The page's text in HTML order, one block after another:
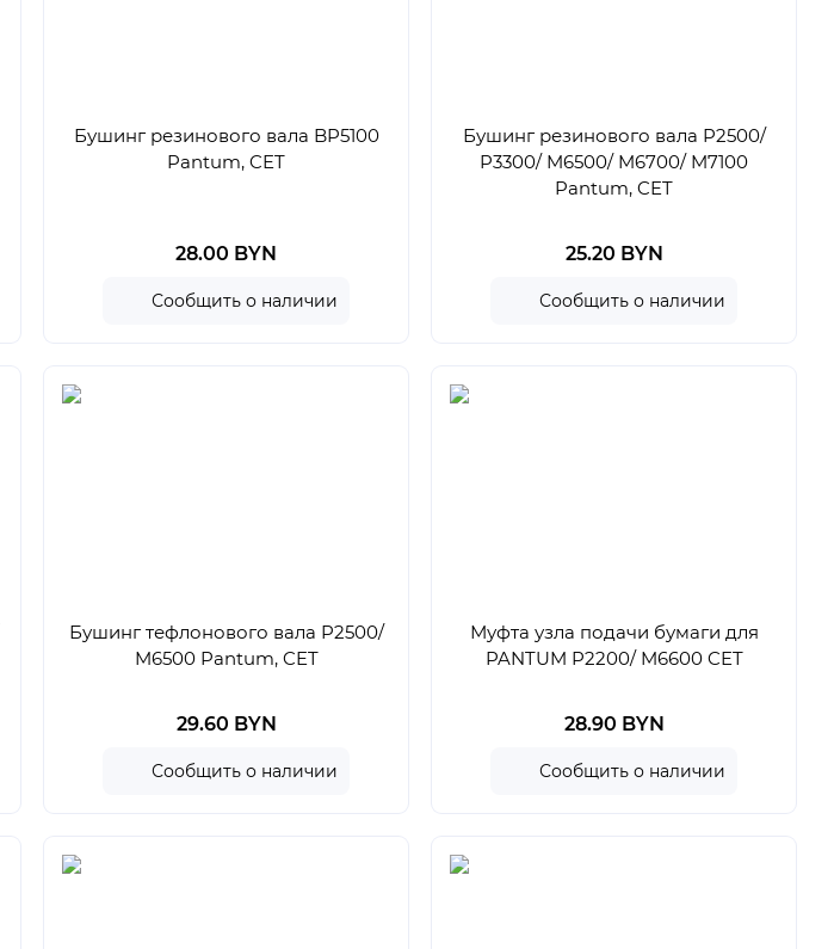
Бушинг резинового вала BP5100
Pantum, CET
28.00 BYN
Сообщить о наличии
Бушинг резинового вала P2500/
P3300/ M6500/ M6700/ M7100
Pantum, CET
25.20 BYN
Сообщить о наличии
Бушинг тефлонового вала P2500/
M6500 Pantum, CET
29.60 BYN
Сообщить о наличии
Муфта узла подачи бумаги для
PANTUM P2200/ M6600 CET
28.90 BYN
Сообщить о наличии